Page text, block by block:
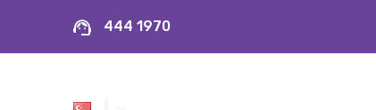
444 1970